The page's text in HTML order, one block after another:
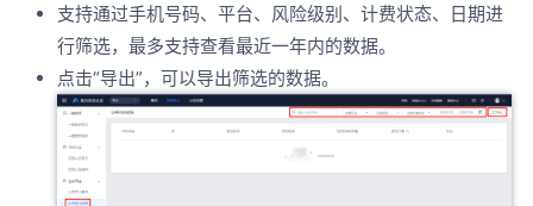
支持通过手机号码、平台、风险级别、计费状态、日期进
行筛选，最多支持查看最近一年内的数据。
点击“导出”，可以导出筛选的数据。